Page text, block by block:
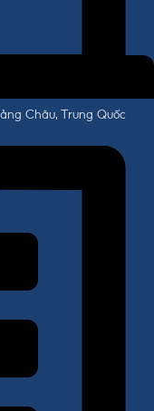
Châu, Trung Quốc